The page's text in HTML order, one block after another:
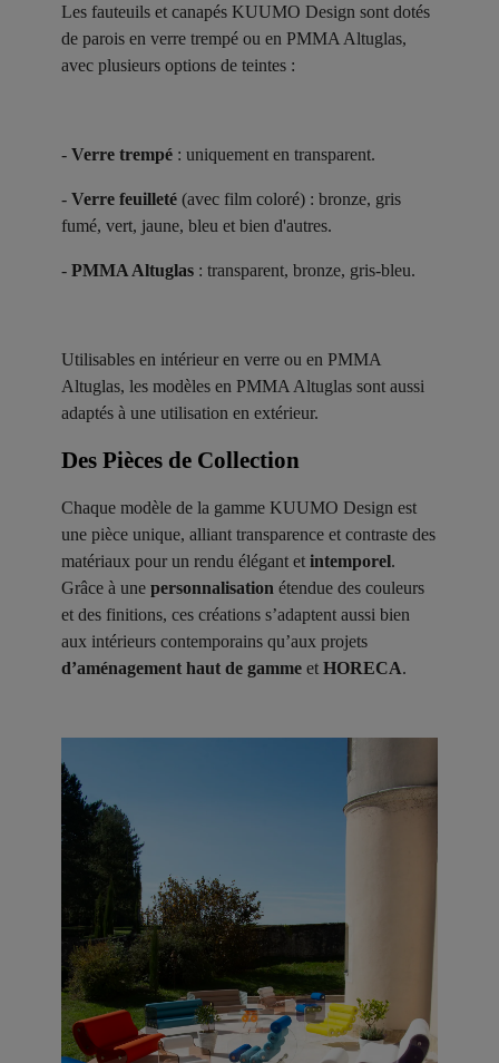
Les fauteuils et canapés KUUMO Design sont dotés
de parois en verre trempé ou en PMMA Altuglas,
avec plusieurs options de teintes :
- Verre trempé : uniquement en transparent.
- Verre feuilleté (avec film coloré) : bronze, gris
fumé, vert, jaune, bleu et bien d'autres.
- PMMA Altuglas : transparent, bronze, gris-bleu.
Utilisables en intérieur en verre ou en PMMA
Altuglas, les modèles en PMMA Altuglas sont aussi
adaptés à une utilisation en extérieur.
Des Pièces de Collection ​
Chaque modèle de la gamme KUUMO Design est
une pièce unique, alliant transparence et contraste des
matériaux pour un rendu élégant et intemporel.
Grâce à une personnalisation étendue des couleurs
et des finitions, ces créations s’adaptent aussi bien
aux intérieurs contemporains qu’aux projets
d’aménagement haut de gamme et HORECA.